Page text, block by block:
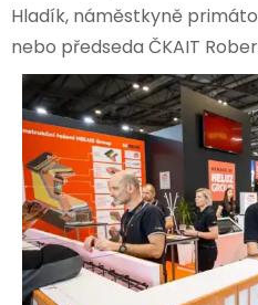
Hladík, náměstkyně
nebo předseda ČKAIT